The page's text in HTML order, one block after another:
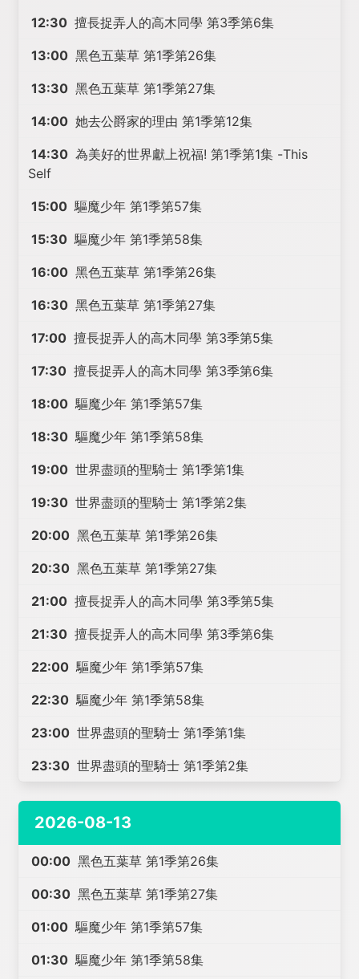
12:30 擅長捉弄人的高木同學 第3季第6集
13:00 黑色五葉草 第1季第26集
13:30 黑色五葉草 第1季第27集
14:00 她去公爵家的理由 第1季第12集
14:30 為美好的世界獻上祝福! 第1季第1集 -This
Self
15:00 驅魔少年 第1季第57集
15:30 驅魔少年 第1季第58集
16:00 黑色五葉草 第1季第26集
16:30 黑色五葉草 第1季第27集
17:00 擅長捉弄人的高木同學 第3季第5集
17:30 擅長捉弄人的高木同學 第3季第6集
18:00 驅魔少年 第1季第57集
18:30 驅魔少年 第1季第58集
19:00 世界盡頭的聖騎士 第1季第1集
19:30 世界盡頭的聖騎士 第1季第2集
20:00 黑色五葉草 第1季第26集
20:30 黑色五葉草 第1季第27集
21:00 擅長捉弄人的高木同學 第3季第5集
21:30 擅長捉弄人的高木同學 第3季第6集
22:00 驅魔少年 第1季第57集
22:30 驅魔少年 第1季第58集
23:00 世界盡頭的聖騎士 第1季第1集
23:30 世界盡頭的聖騎士 第1季第2集
2026-08-13
00:00 黑色五葉草 第1季第26集
00:30 黑色五葉草 第1季第27集
01:00 驅魔少年 第1季第57集
01:30 驅魔少年 第1季第58集